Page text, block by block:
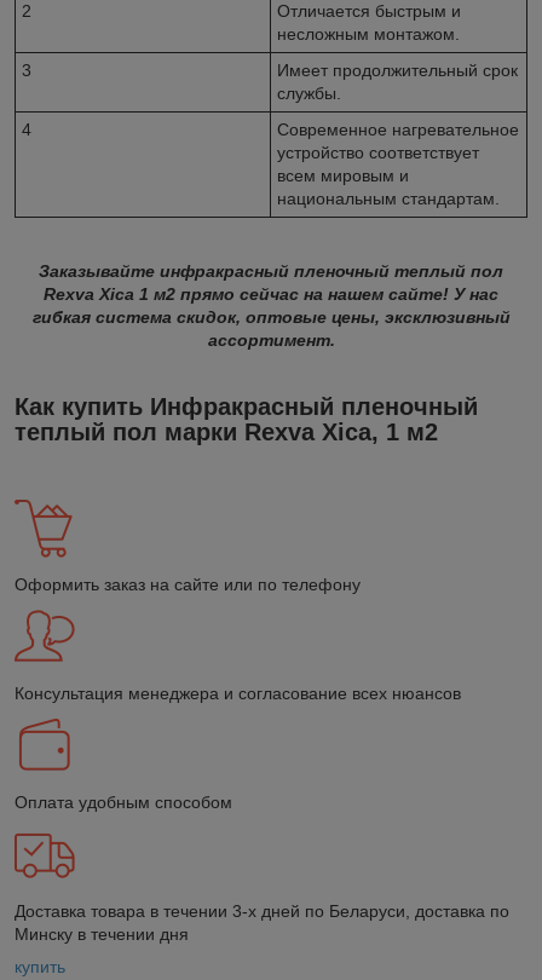
2
Отличается быстрым и
несложным монтажом.
3
Имеет продолжительный срок
службы.
4
Современное нагревательное
устройство соответствует
всем мировым и
национальным стандартам.
Заказывайте инфракрасный пленочный теплый пол
Rexva Xica 1 м2 прямо сейчас на нашем сайте! У нас
гибкая система скидок, оптовые цены, эксклюзивный
ассортимент.
Как купить Инфракрасный пленочный
теплый пол марки Rexva Xica, 1 м2
Оформить заказ на сайте или по телефону
Консультация менеджера и согласование всех нюансов
Оплата удобным способом
Доставка товара в течении 3-х дней по Беларуси, доставка по
Минску в течении дня
купить